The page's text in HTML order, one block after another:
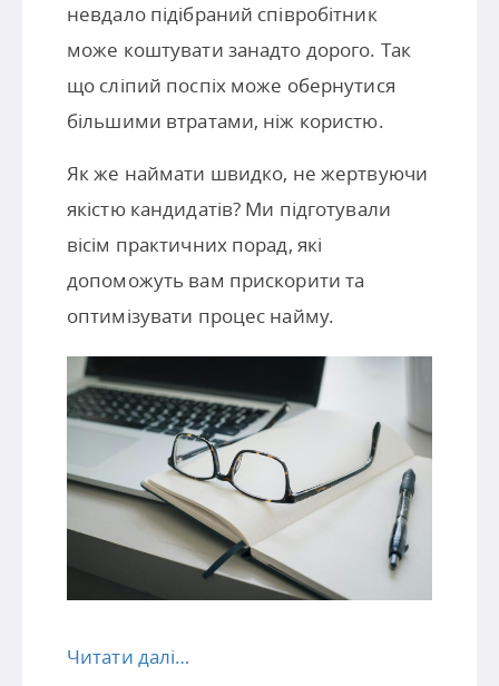
невдало підібраний співробітник
може коштувати занадто дорого. Так
що сліпий поспіх може обернутися
більшими втратами, ніж користю.
Як же наймати швидко, не жертвуючи
якістю кандидатів? Ми підготували
вісім практичних порад, які
допоможуть вам прискорити та
оптимізувати процес найму.
Читати далі…